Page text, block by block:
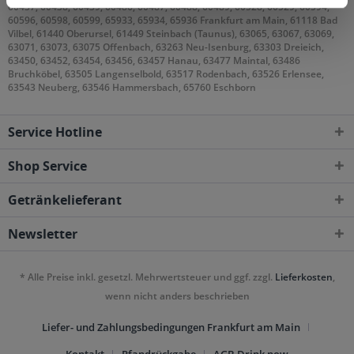
60437, 60438, 60439, 60486, 60487, 60488, 60489, 60528, 60529, 60594,
60596, 60598, 60599, 65933, 65934, 65936 Frankfurt am Main, 61118 Bad
Vilbel, 61440 Oberursel, 61449 Steinbach (Taunus), 63065, 63067, 63069,
63071, 63073, 63075 Offenbach, 63263 Neu-Isenburg, 63303 Dreieich,
63450, 63452, 63454, 63456, 63457 Hanau, 63477 Maintal, 63486
Bruchköbel, 63505 Langenselbold, 63517 Rodenbach, 63526 Erlensee,
63543 Neuberg, 63546 Hammersbach, 65760 Eschborn
Service Hotline
Shop Service
Getränkelieferant
Newsletter
* Alle Preise inkl. gesetzl. Mehrwertsteuer und ggf. zzgl. Lieferkosten,
wenn nicht anders beschrieben
Liefer- und Zahlungsbedingungen Frankfurt am Main